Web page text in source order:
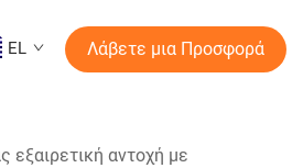
EL Λάβετε μια Προσφορά
εξαιρετική αντοχή με